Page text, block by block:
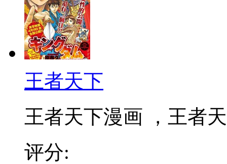
王者天下
王者天下漫画 ，王者
评分: